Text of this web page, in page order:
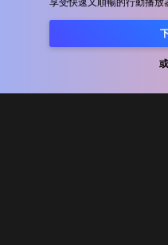
發行合作
使用條款